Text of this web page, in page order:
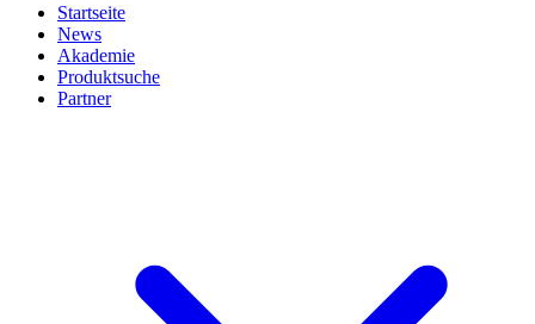
Startseite
News
Akademie
Produktsuche
Partner